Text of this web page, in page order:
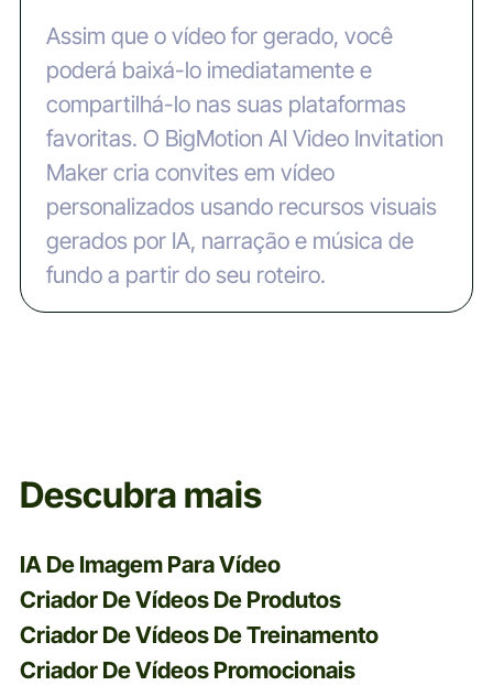
Assim que o vídeo for gerado, você
poderá baixá-lo imediatamente e
compartilhá-lo nas suas plataformas
favoritas. O BigMotion AI Video Invitation
Maker cria convites em vídeo
personalizados usando recursos visuais
gerados por IA, narração e música de
fundo a partir do seu roteiro.
Descubra mais
IA De Imagem Para Vídeo
Criador De Vídeos De Produtos
Criador De Vídeos De Treinamento
Criador De Vídeos Promocionais